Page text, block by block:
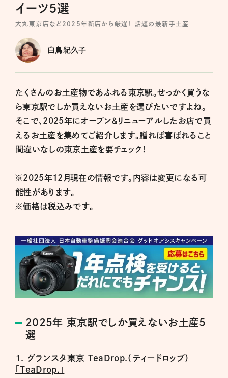
イーツ5選
大丸東京店など2025年新店から厳選！ 話題の最新手土産
白鳥紀久子
たくさんのお土産物であふれる東京駅。せっかく買うな
ら東京駅でしか買えないお土産を選びたいですよね。
そこで、2025年にオープン＆リニューアルしたお店で買
えるお土産を集めてご紹介します。贈れば喜ばれること
間違いなしの東京土産を要チェック！
※2025年12月現在の情報です。内容は変更になる可
能性があります。
※価格は税込みです。
2025年 東京駅でしか買えないお土産5
選
1. グランスタ東京 TeaDrop.（ティードロップ）
「TeaDrop.」